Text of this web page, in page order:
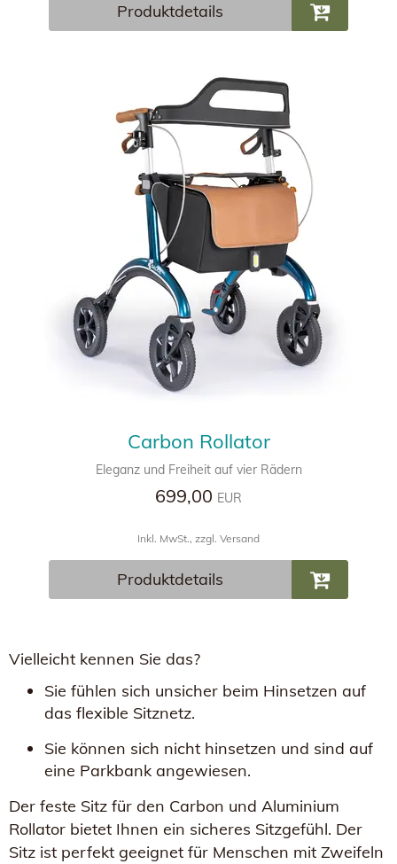
Produktdetails
Carbon Rollator
Eleganz und Freiheit auf vier Rädern
699,00 EUR
Inkl. MwSt., zzgl. Versand
Produktdetails
Vielleicht kennen Sie das?
Sie fühlen sich unsicher beim Hinsetzen auf
das flexible Sitznetz.
Sie können sich nicht hinsetzen und sind auf
eine Parkbank angewiesen.
Der feste Sitz für den Carbon und Aluminium
Rollator bietet Ihnen ein sicheres Sitzgefühl. Der
Sitz ist perfekt geeignet für Menschen mit Zweifeln